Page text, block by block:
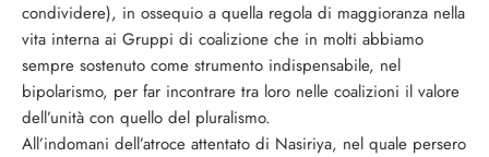
condividere), in ossequio a quella regola di maggioranza nella
vita interna ai Gruppi di coalizione che in molti abbiamo
sempre sostenuto come strumento indispensabile, nel
bipolarismo, per far incontrare tra loro nelle coalizioni il valore
dell’unità con quello del pluralismo.
All’indomani dell’atroce attentato di Nasiriya, nel quale persero